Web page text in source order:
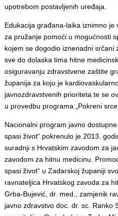
upotrebom postavljenih uređaja.
Edukacija građana-laika iznimno
za pružanje pomoći u mogućnosti
kojem se dogodio iznenadni srčani
sve do dolaska tima hitne
osiguravanju zdravstvene zaštite
županija za koju je
javnozdravstvenih prioriteta te se
u provedbu programa „Pokreni
Nacionalni program javno
spasi život“ pokrenulo je 2013.
suradnji s Hrvatskim zavodom za
zavodom za hitnu medicinu.
spasi život“ u Zadarskoj županiji
ravnateljica Hrvatskog zavoda za
Grba-Bujević, dr. med., zamjenik
javno zdravstvo doc. dr. sc. Ranko